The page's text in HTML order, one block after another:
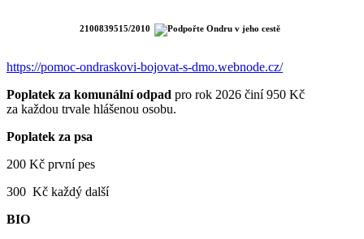
2100839515/2010
https://pomoc-ondraskovi-bojovat-s-dmo.webnode.cz/
Poplatek za komunální odpad pro rok 2026 činí 950 Kč
za každou trvale hlášenou osobu.
Poplatek za psa
200 Kč první pes
300 Kč každý další
BIO